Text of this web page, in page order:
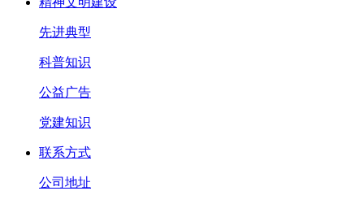
先进典型
科普知识
公益广告
党建知识
联系方式
公司地址